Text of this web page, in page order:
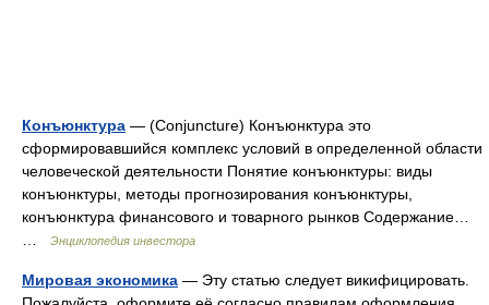
Конъюнктура — (Conjuncture) Конъюнктура это
сформировавшийся комплекс условий в определенной области
человеческой деятельности Понятие конъюнктуры: виды
конъюнктуры, методы прогнозирования конъюнктуры,
конъюнктура финансового и товарного рынков Содержание…
Энциклопедия инвестора
Мировая экономика — Эту статью следует викифицировать.